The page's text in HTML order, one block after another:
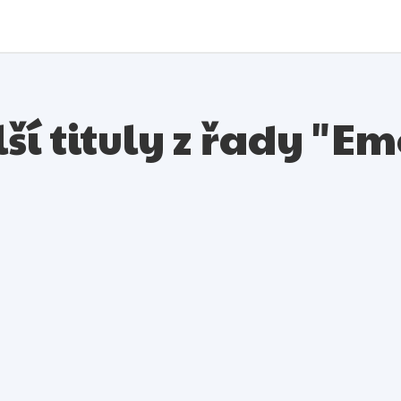
tituly z řady